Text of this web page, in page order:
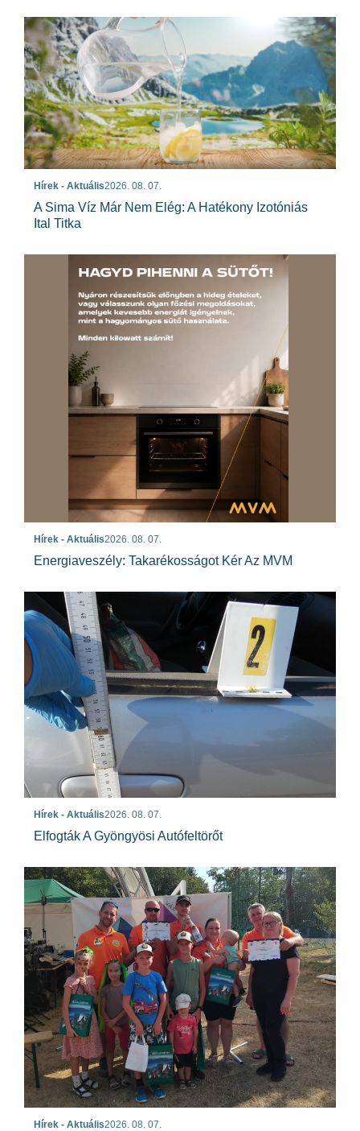
Hírek - Aktuális2026. 08. 07.
A Sima Víz Már Nem Elég: A Hatékony Izotóniás
Ital Titka
Hírek - Aktuális2026. 08. 07.
Energiaveszély: Takarékosságot Kér Az MVM
Hírek - Aktuális2026. 08. 07.
Elfogták A Gyöngyösi Autófeltörőt
Hírek - Aktuális2026. 08. 07.